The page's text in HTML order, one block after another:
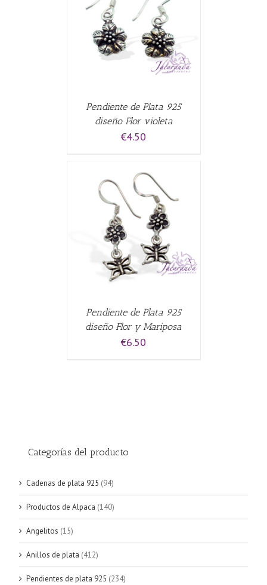
Pendiente de Plata 925
diseño Flor violeta
€4.50
Pendiente de Plata 925
diseño Flor y Mariposa
€6.50
Categorías del producto
Cadenas de plata 925 (94)
Productos de Alpaca (140)
Angelitos (15)
Anillos de plata (412)
Pendientes de plata 925 (234)